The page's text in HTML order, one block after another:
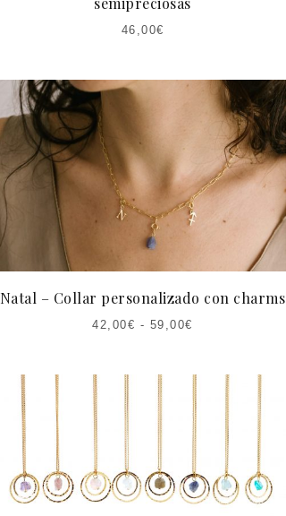
46,00€
Natal – Collar personalizado con charms
42,00€ - 59,00€